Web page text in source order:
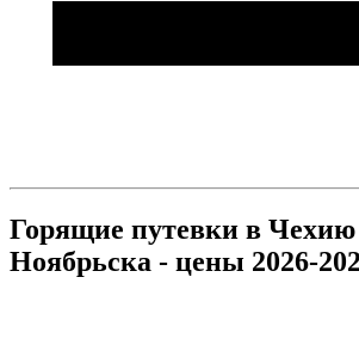
Горящие путевки в Чехию
Ноябрьска - цены 2026-